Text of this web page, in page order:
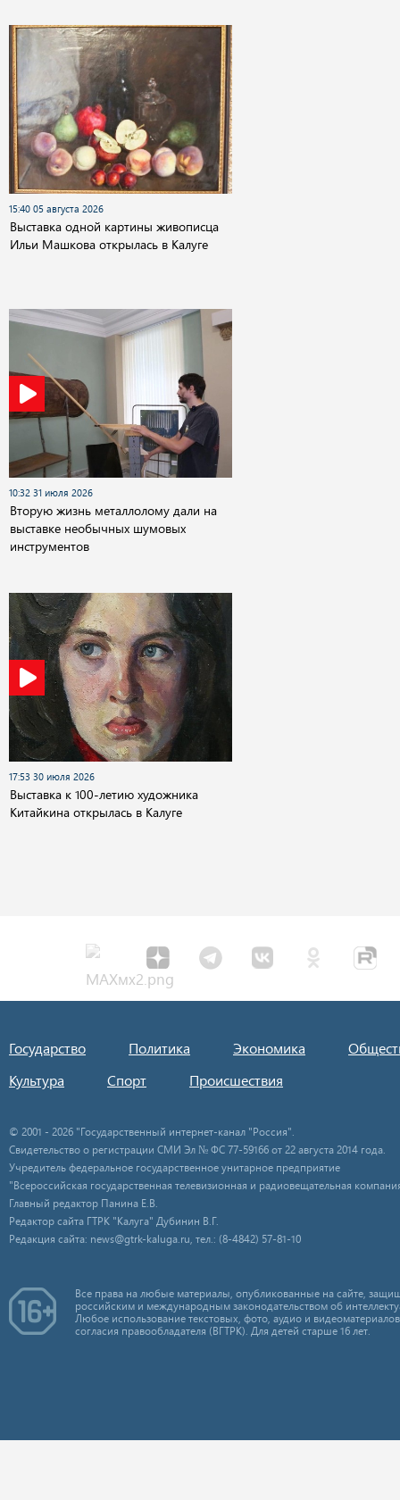
15:40 05 августа 2026
Выставка одной картины живописца
Ильи Машкова открылась в Калуге
10:32 31 июля 2026
Вторую жизнь металлолому дали на
выставке необычных шумовых
инструментов
17:53 30 июля 2026
Выставка к 100-летию художника
Китайкина открылась в Калуге
Государство Политика Экономика
Культура
Спорт Происшествия
© 2001 - 2026 "Государственный интернет-канал "Россия".
Свидетельство о регистрации СМИ Эл № ФС 77-59166 от 22 августа 2014 года.
Учредитель федеральное государственное унитарное предприятие
"Всероссийская государственная телевизионная и радиовещательная
Главный редактор Панина Е.В.
Редактор сайта ГТРК "Калуга" Дубинин В.Г.
Редакция сайта: news@gtrk-kaluga.ru, тел.: (8-4842) 57-81-10
Все права на любые материалы, опубликованные на сайте,
российским и международным законодательством об
Любое использование текстовых, фото, аудио и
согласия правообладателя (ВГТРК). Для детей старше 16 лет.